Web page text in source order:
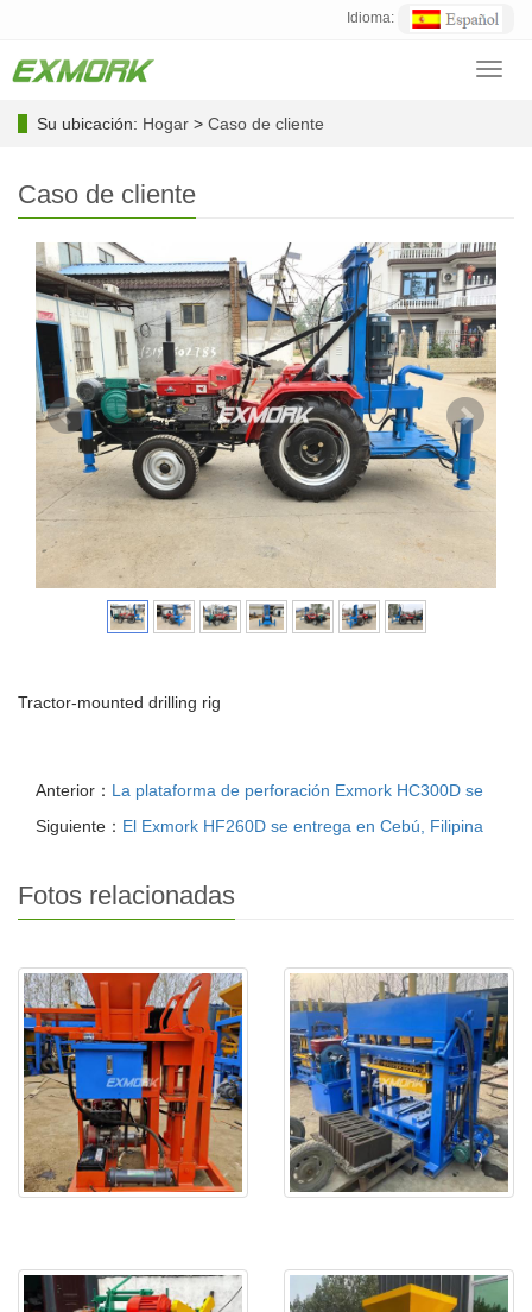
Idioma:
Su ubicación: Hogar > Caso de cliente
Caso de cliente
Tractor-mounted drilling rig
Anterior： La plataforma de perforación Exmork HC300D se
Siguiente： El Exmork HF260D se entrega en Cebú, Filipina
Fotos relacionadas